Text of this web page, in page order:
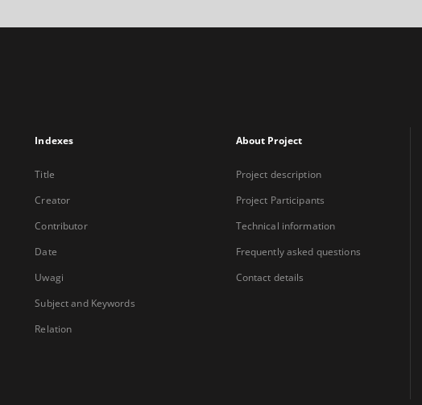
Indexes
Title
Creator
Contributor
Date
Uwagi
Subject and Keywords
Relation
About Project
Project description
Project Participants
Technical information
Frequently asked questions
Contact details